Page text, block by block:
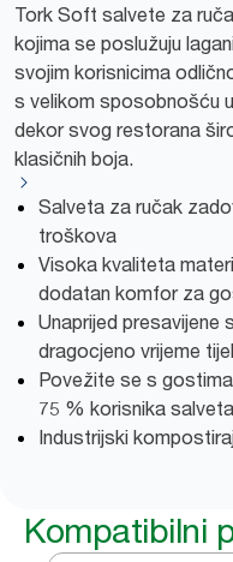
Tork Soft salvete za
kojima se poslužuju
svojim korisnicima
s velikom sposobnošću
dekor svog restorana
klasičnih boja.
Salveta za ručak
troškova
Visoka kvaliteta
dodatan komfor za
Unaprijed presavijene
dragocjeno vrijeme
Povežite se s
75 % korisnika
Industrijski
Kompatibilni